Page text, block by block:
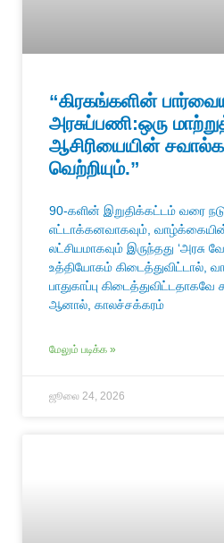
“கிரகங்களின்
அரசுப்பணி:ஒரு
ஆசிரியையின்
வெற்றியும்.”
90-களின் இறுதிக்கட்டம் வரை
எட்டாக்கனவாகவும், வாழ்க்கையின்
லட்சியமாகவும் இருந்தது ‘அரசு
உத்தியோகம் கிடைத்துவிட்டால்,
பாதுகாப்பு கிடைத்துவிட்டதாகவே
ஆனால், காலச்சக்கரம்
மேலும் படிக்க »
ஜூலை 24, 2026